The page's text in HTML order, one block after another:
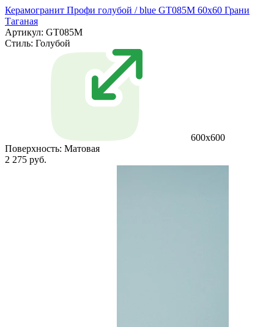
Керамогранит Профи голубой / blue GT085M 60х60 Грани
Таганая
Артикул: GT085M
Стиль: Голубой
600х600
Поверхность: Матовая
2 275 руб.